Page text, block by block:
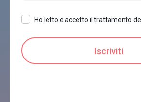
Ho letto e accetto il trattamento